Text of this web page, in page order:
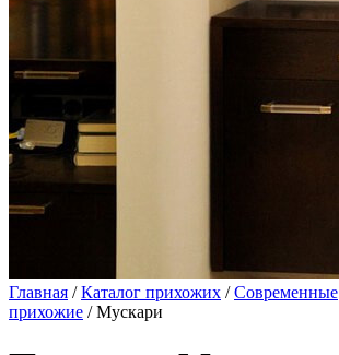
Главная /Каталог прихожих /Современные
прихожие / Мускари